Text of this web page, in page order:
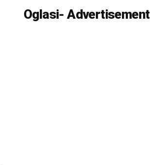
Oglasi- Advertisement